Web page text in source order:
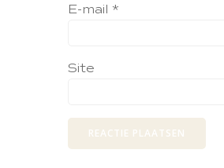
E-mail *
Site